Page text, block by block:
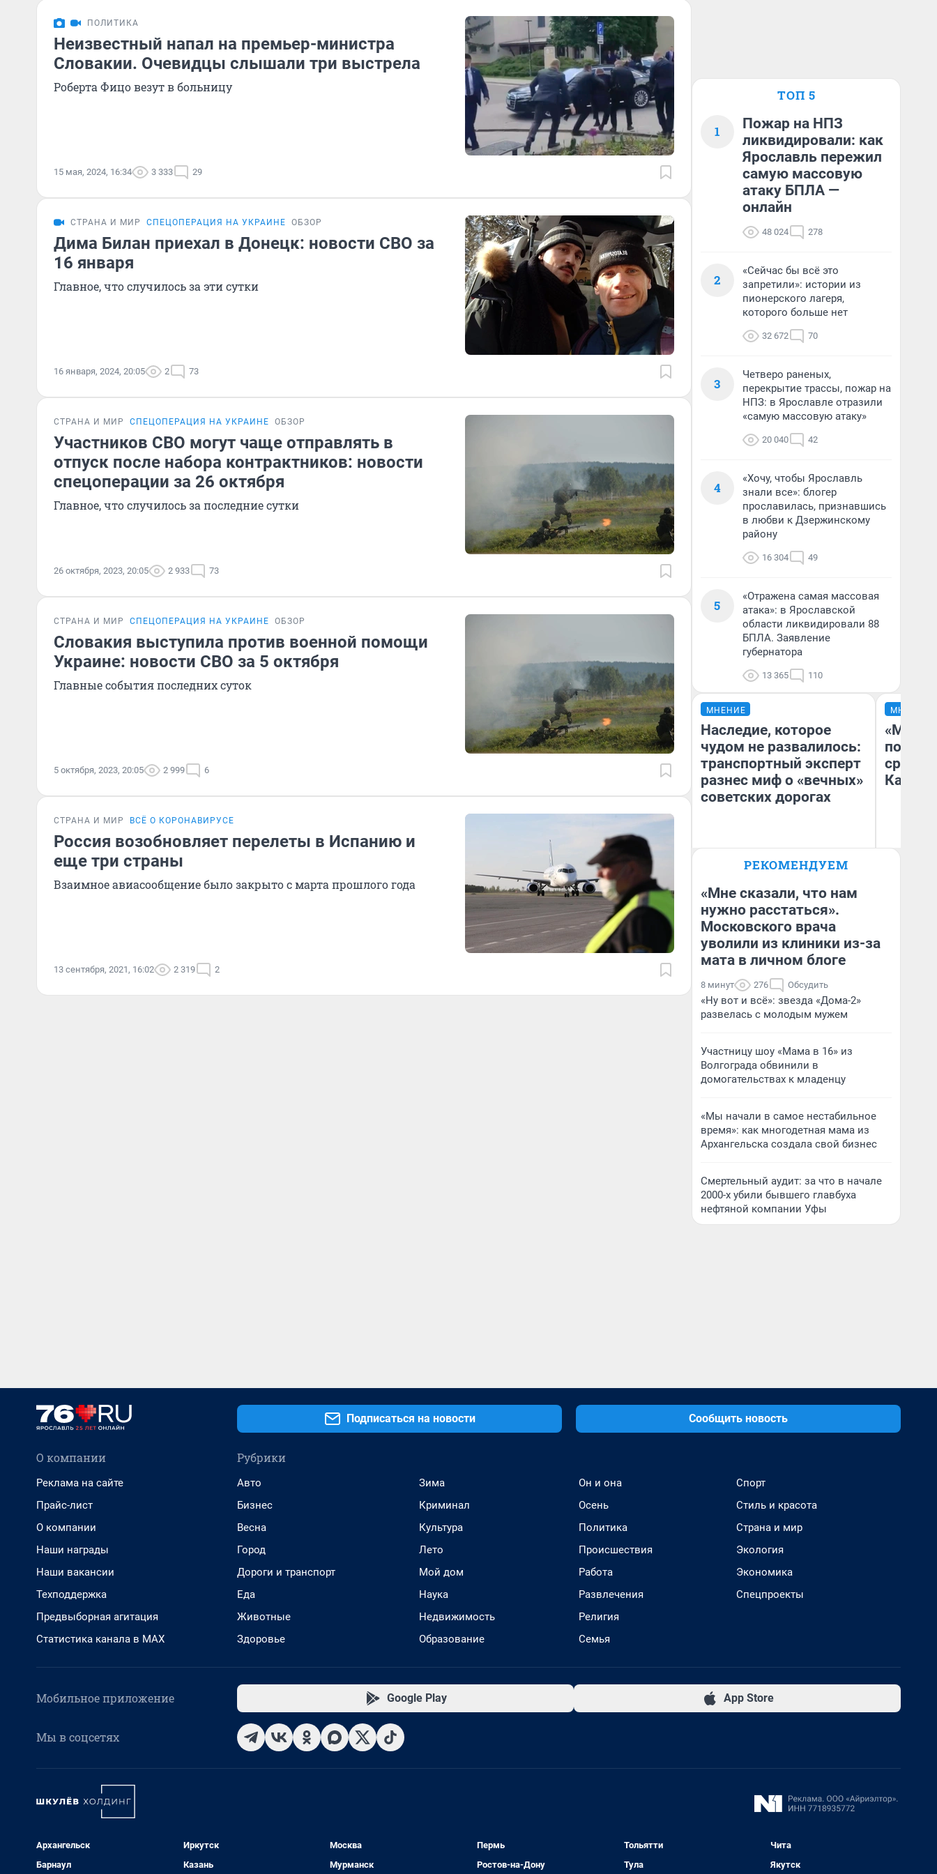
ПОЛИТИКА
Неизвестный напал на премьер-министра
Словакии. Очевидцы слышали три выстрела
Роберта Фицо везут в больницу
15 мая, 2024, 16:34 3 333 29
СТРАНА И МИР СПЕЦОПЕРАЦИЯ НА УКРАИНЕ ОБЗОР
Дима Билан приехал в Донецк: новости СВО за
16 января
Главное, что случилось за эти сутки
16 января, 2024, 20:05 2 73
СТРАНА И МИР СПЕЦОПЕРАЦИЯ НА УКРАИНЕ ОБЗОР
Участников СВО могут чаще отправлять в
отпуск после набора контрактников: новости
спецоперации за 26 октября
Главное, что случилось за последние сутки
26 октября, 2023, 20:05 2 933 73
СТРАНА И МИР СПЕЦОПЕРАЦИЯ НА УКРАИНЕ ОБЗОР
Словакия выступила против военной помощи
Украине: новости СВО за 5 октября
Главные события последних суток
5 октября, 2023, 20:05 2 999 6
СТРАНА И МИР ВСЁ О КОРОНАВИРУСЕ
Россия возобновляет перелеты в Испанию и
еще три страны
Взаимное авиасообщение было закрыто с марта прошлого года
13 сентября, 2021, 16:02 2 319 2
ТОП 5
1
Пожар на НПЗ
ликвидировали: как
Ярославль пережил
самую массовую
атаку БПЛА —
онлайн
48 024 278
2
«Сейчас бы всё это
запретили»: истории из
пионерского лагеря,
которого больше нет
32 672 70
3
Четверо раненых,
перекрытие трассы, пожар на
НПЗ: в Ярославле отразили
«самую массовую атаку»
20 040 42
4
«Хочу, чтобы Ярославль
знали все»: блогер
прославилась, признавшись
в любви к Дзержинскому
району
16 304 49
5
«Отражена самая массовая
атака»: в Ярославской
области ликвидировали 88
БПЛА. Заявление
губернатора
13 365 110
МНЕНИЕ
Наследие, которое
чудом не развалилось:
транспортный эксперт
разнес миф о «вечных»
советских дорогах
Блогер, предприниматель,
бизнесе
МНЕНИЕ
РЕКОМЕНДУЕМ
«Мне сказали, что нам
нужно расстаться».
Московского врача
уволили из клиники из-за
мата в личном блоге
8 минут 276 Обсудить
«Ну вот и всё»: звезда «Дома-2»
развелась с молодым мужем
Участницу шоу «Мама в 16» из
Волгограда обвинили в
домогательствах к младенцу
«Мы начали в самое нестабильное
время»: как многодетная мама из
Архангельска создала свой бизнес
Смертельный аудит: за что в начале
2000-х убили бывшего главбуха
нефтяной компании Уфы
Подписаться на новости Сообщить новость
О компании
Реклама на сайте
Прайс-лист
О компании
Наши награды
Наши вакансии
Техподдержка
Предвыборная агитация
Статистика канала в MAX
Рубрики
Авто
Бизнес
Весна
Город
Дороги и транспорт
Еда
Животные
Здоровье
Зима
Криминал
Культура
Лето
Мой дом
Наука
Недвижимость
Образование
Он и она
Осень
Политика
Происшествия
Работа
Развлечения
Религия
Семья
Спорт
Стиль и красота
Страна и мир
Экология
Экономика
Спецпроекты
Мобильное приложение Google Play App Store
Мы в соцсетях
Архангельск
Барнаул
Иркутск
Казань
Москва
Мурманск
Пермь
Ростов-на-Дону
Тольятти
Тула
Чита
Якутск